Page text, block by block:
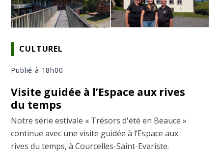
CULTUREL
Publié à 18h00
Visite guidée à l’Espace aux rives
du temps
Notre série estivale « Trésors d'été en Beauce »
continue avec une visite guidée à l’Espace aux
rives du temps, à Courcelles-Saint-Evariste.